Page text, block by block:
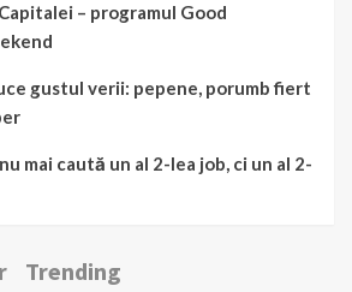
– programul Good
gustul verii: pepene, porumb fiert
mai caută un al 2-lea job, ci un al 2-
Trending